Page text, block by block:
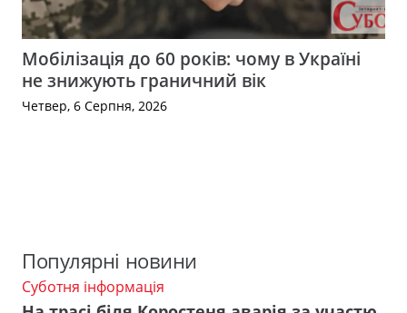
Мобілізація до 60 років: чому в Україні
не знижують граничний вік
Четвер, 6 Серпня, 2026
Популярні новини
Суботня інформація